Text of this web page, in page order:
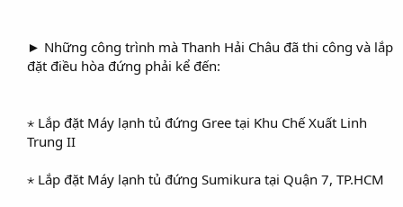
► Những công trình mà Thanh Hải Châu đã thi công và lắp
đặt điều hòa đứng phải kể đến:
⋆ Lắp đặt Máy lạnh tủ đứng Gree tại Khu Chế Xuất Linh
Trung II
⋆ Lắp đặt Máy lạnh tủ đứng Sumikura tại Quận 7, TP.HCM